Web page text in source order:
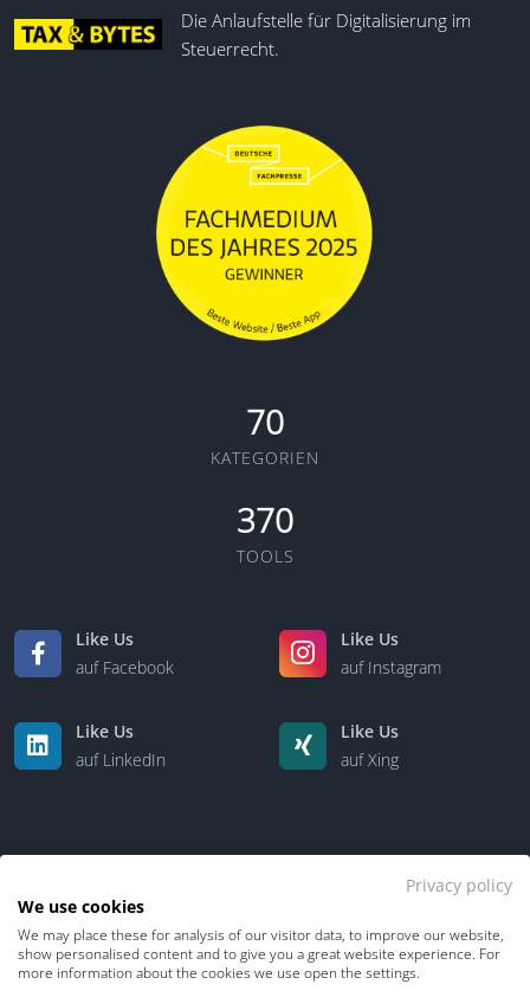
Die Anlaufstelle für Digitalisierung im
Steuerrecht.
70
KATEGORIEN
370
TOOLS
Like Us
auf Facebook
Like Us
auf Instagram
Like Us
auf LinkedIn
Like Us
auf Xing
Kontakt Über uns
Privacy policy
We use cookies
We may place these for analysis of our visitor data, to improve our website,
show personalised content and to give you a great website experience. For
more information about the cookies we use open the settings.